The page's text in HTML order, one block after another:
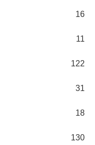
16
11
122
31
18
130